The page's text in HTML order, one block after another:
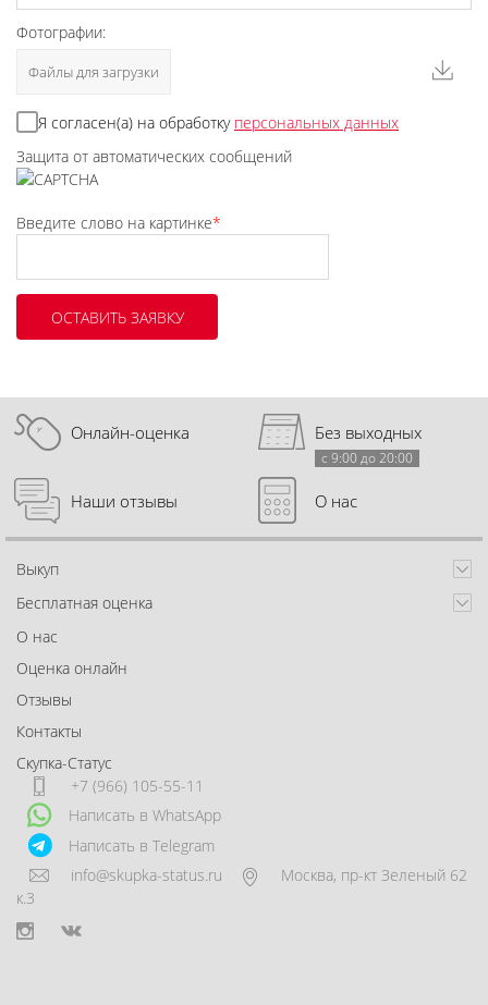
Фотографии:
Файлы для загрузки
Я согласен(а) на обработку персональных данных
Защита от автоматических сообщений
Введите слово на картинке*
Онлайн-оценка Без выходных
с 9:00 до 20:00
Наши отзывы О нас
Выкуп
Бесплатная оценка
О нас
Оценка онлайн
Отзывы
Контакты
Скупка-Статус
+7 (966) 105-55-11
Написать в WhatsApp
Написать в Telegram
info@skupka-status.ru
Москва, пр-кт Зеленый 62
к.3